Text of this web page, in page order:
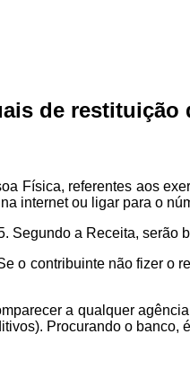
de restituição
Física, referentes aos
internet ou ligar para o
Segundo a Receita,
o contribuinte não fizer o
a qualquer
Procurando o